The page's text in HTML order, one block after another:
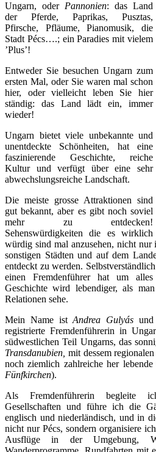
Ungarn, oder Pannonien: das Land
der Pferde, Paprikas, Pusztas,
Pfirsche, Pfläume, Pianomusik, die
Stadt Pécs….; ein Paradies mit vielem
’Plus’!
Entweder Sie besuchen Ungarn zum
ersten Mal, oder Sie waren mal schon
hier, oder vielleicht leben Sie hier
ständig: das Land lädt ein, immer
wieder!
Ungarn bietet viele unbekannte und
unentdeckte Schönheiten, hat eine
faszinierende Geschichte, reiche
Kultur und verfügt über eine sehr
abwechslungsreiche Landschaft.
Die meiste grosse Attraktionen sind
gut bekannt, aber es gibt noch soviel
mehr zu entdecken!
Sehenswürdigkeiten die es wirklich
würdig sind mal anzusehen, nicht nur
sonstigen Städten und auf dem
entdeckt zu werden.
einen Fremdenführer hat um
Geschichte wird lebendiger, als
Relationen sehe.
Mein Name istAndrea Gulyás
registrierte Fremdenführerin in
südwestlichen Teil Ungarns, das
Transdanubien, mit dessem
noch ziemlich zahlreiche her lebende
Fünfkirchen).
Als Fremdenführerin begleite
Gesellschaften und führe ich die
englisch und niederländisch, und in
nicht nur Pécs, sondern organisiere
Ausflüge in der Umgebung,